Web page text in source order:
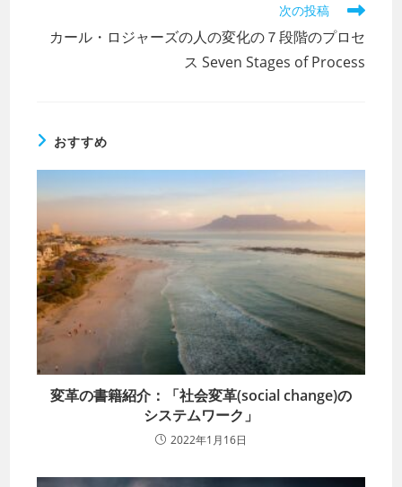
次の投稿
カール・ロジャーズの人の変化の７段階のプロセ
ス Seven Stages of Process
おすすめ
変革の書籍紹介：「社会変革(social change)の
システムワーク」
2022年1月16日